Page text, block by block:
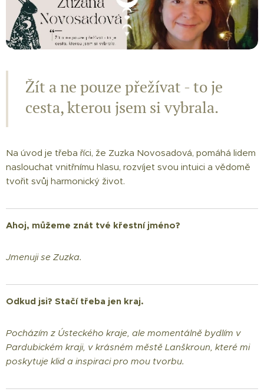
Žít a ne pouze přežívat - to je
cesta, kterou jsem si vybrala.
Na úvod je třeba říci, že Zuzka Novosadová, pomáhá lidem
naslouchat vnitřnímu hlasu, rozvíjet svou intuici a vědomě
tvořit svůj harmonický život.
Ahoj, můžeme znát tvé křestní jméno?
Jmenuji se Zuzka.
Odkud jsi? Stačí třeba jen kraj.
Pocházím z Ústeckého kraje, ale momentálně bydlím v
Pardubickém kraji, v krásném městě Lanškroun, které mi
poskytuje klid a inspiraci pro mou tvorbu.